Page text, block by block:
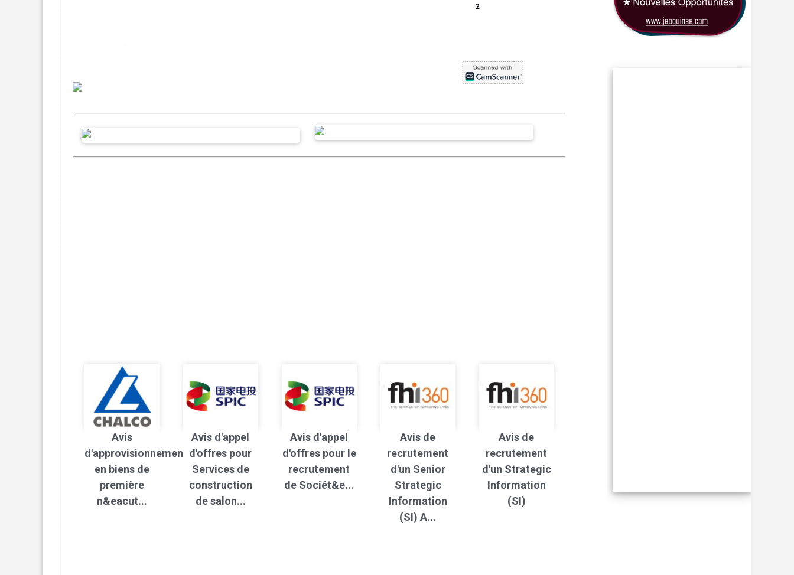
Avis
d'approvisionnement
en biens de
première
n&eacut...
Avis d'appel
d'offres pour
Services de
construction
de salon...
Avis d'appel
d'offres pour le
recrutement
de Sociét&e...
Avis de
recrutement
d'un Senior
Strategic
Information
(SI) A...
Avis de
recrutement
d'un Strategic
Information
(SI)